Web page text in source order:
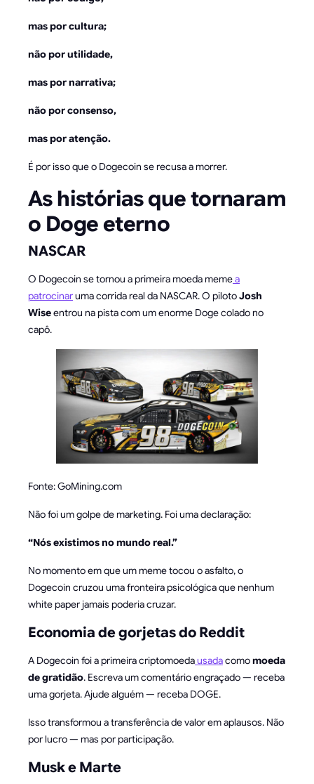
mas por cultura;
não por utilidade,
mas por narrativa;
não por consenso,
mas por atenção.
É por isso que o Dogecoin se recusa a morrer.
As histórias que tornaram
o Doge eterno
NASCAR
O Dogecoin se tornou a primeira moeda memea
patrocinaruma corrida real da NASCAR. O pilotoJosh
Wiseentrou na pista com um enorme Doge colado no
capô.
Fonte: GoMining.com
Não foi um golpe de marketing. Foi uma declaração:
“Nós existimos no mundo real.”
No momento em que um meme tocou o asfalto, o
Dogecoin cruzou uma fronteira psicológica que nenhum
white paper jamais poderia cruzar.
Economia de gorjetas do Reddit
A Dogecoin foi a primeira criptomoedausadacomomoeda
de gratidão. Escreva um comentário engraçado — receba
uma gorjeta. Ajude alguém — receba DOGE.
Isso transformou a transferência de valor em aplausos. Não
por lucro — mas por participação.
Musk e Marte